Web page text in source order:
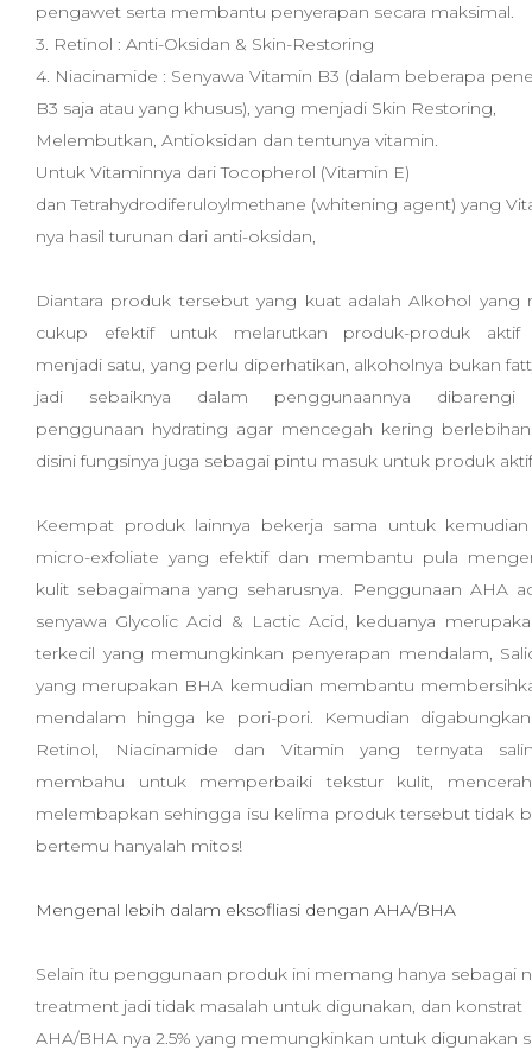
pengawet serta membantu penyerapan secara maksimal.
3. Retinol : Anti-Oksidan & Skin-Restoring
4. Niacinamide : Senyawa Vitamin B3 (dalam beberapa
B3 saja atau yang khusus), yang menjadi Skin Restoring,
Melembutkan, Antioksidan dan tentunya vitamin.
Untuk Vitaminnya dari Tocopherol (Vitamin E)
dan Tetrahydrodiferuloylmethane (whitening agent) yang
nya hasil turunan dari anti-oksidan,
Diantara produk tersebut yang kuat adalah Alkohol yang
cukup efektif untuk melarutkan produk-produk aktif
menjadi satu, yang perlu diperhatikan, alkoholnya bukan
jadi sebaiknya dalam penggunaannya dibarengi
penggunaan hydrating agar mencegah kering
disini fungsinya juga sebagai pintu masuk untuk produk
Keempat produk lainnya bekerja sama untuk
micro-exfoliate yang efektif dan membantu pula
kulit sebagaimana yang seharusnya. Penggunaan AHA
senyawa Glycolic Acid & Lactic Acid, keduanya
terkecil yang memungkinkan penyerapan mendalam,
yang merupakan BHA kemudian membantu
mendalam hingga ke pori-pori. Kemudian
Retinol, Niacinamide dan Vitamin yang ternyata
membahu untuk memperbaiki tekstur kulit,
melembapkan sehingga isu kelima produk tersebut tidak
bertemu hanyalah mitos!
Mengenal lebih dalam eksofliasi dengan AHA/BHA
Selain itu penggunaan produk ini memang hanya sebagai
treatment jadi tidak masalah untuk digunakan, dan konstrat
AHA/BHA nya 2.5% yang memungkinkan untuk digunakan